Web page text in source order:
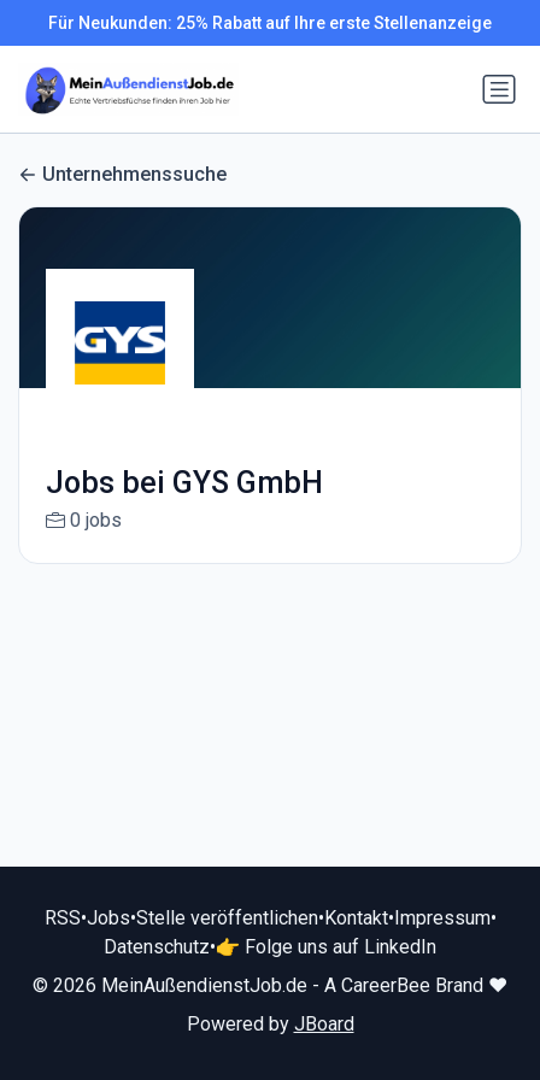
Für Neukunden: 25% Rabatt auf Ihre erste Stellenanzeige
Unternehmenssuche
Jobs bei GYS GmbH
0 jobs
RSS•Jobs•Stelle veröffentlichen•Kontakt•Impressum•
Datenschutz•👉 Folge uns auf LinkedIn
© 2026 MeinAußendienstJob.de - A CareerBee Brand ❤️
Powered by JBoard